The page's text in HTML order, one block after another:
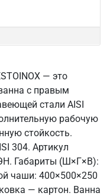
— это
с правым
стали AISI
рабочую
стойкость.
304. Артикул
Габариты (Ш×Г×В):
чаши: 400×500×250
— картон. Ванна